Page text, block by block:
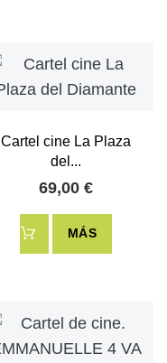
Cartel cine La Plaza
del...
69,00 €
MÁS